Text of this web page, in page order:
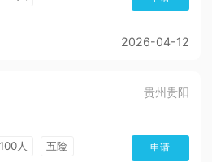
2026-04-12
贵州贵阳
100人
五险
申请